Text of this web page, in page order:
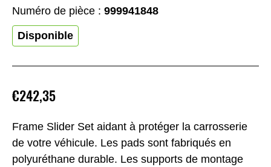
Frame Slider Set aidant à protéger la carrosserie
de votre véhicule. Les pads sont fabriqués en
polyuréthane durable. Les supports de montage
€242,35
Numéro de pièce : 999941848
Disponible